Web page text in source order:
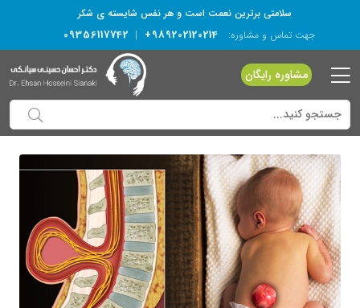
سلامتی برترین نعمت است و هر نفس شایسته­ ی شکر
جهت تماس و مشاوره:
+989202120214
|
09356117742
مشاوره رایگان